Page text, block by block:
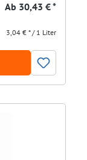
Ab 30,43 € *
3,04 € * / 1 Liter